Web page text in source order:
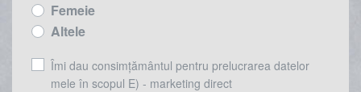
Femeie
Altele
Îmi dau consimțământul pentru prelucrarea datelor
mele în scopul E) - marketing direct